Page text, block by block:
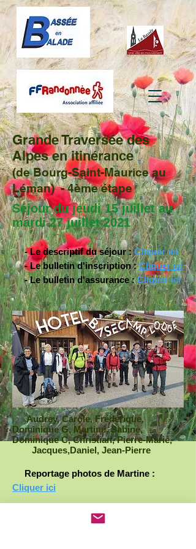
Grande Traversée des
Alpes en itinérance
(de Bourg-Saint-Maurice au
Léman) - 4ème étape
Séjour du jeudi 15 juillet au
mardi 27 juillet 2021
- Le descriptif du séjour :Cliquer ici
- Le bulletin d'inscription :Cliquer ici
- Le bulletin d'assurance :Cliquer ici
Audrey, Carole, Frédérique,
Dominique G, Martine, Sabine,
Dominique C, Christian, Pierre-Marie,
Jacques,Daniel, Jean-Pierre
Reportage photos de Martine :
Cliquer ici
Reportage photos de Dominique :